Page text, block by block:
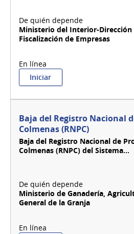
Ministerio del Interior-Dirección
Fiscalización de Empresas
Iniciar:
Baja
blindados
DI.GE.F.E.
Baja del Registro Nacional
Colmenas (RNPC)
Baja del Registro Nacional de
Colmenas (RNPC) del Sistema...
Ministerio de Ganadería,
General de la Granja